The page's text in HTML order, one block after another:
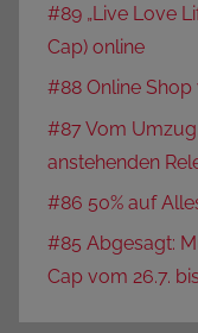
#89 „Live Love
Cap) online
#88 Online Shop
#87 Vom
anstehenden
#86 50% auf
#85 Abgesagt:
Cap vom 26.7.